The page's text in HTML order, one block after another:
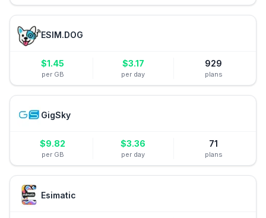
ESIM.DOG
$1.45
per GB
$3.17
per day
929
plans
GigSky
$9.82
per GB
$3.36
per day
71
plans
Esimatic